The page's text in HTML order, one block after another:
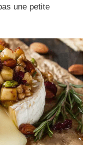
une petite